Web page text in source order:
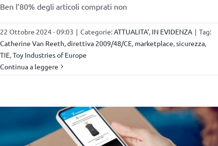
Ben l’80% degli articoli comprati non
22 Ottobre 2024 - 09:03 | Categorie:ATTUALITA', IN EVIDENZA | Tag:
Catherine Van Reeth,direttiva 2009/48/CE, marketplace,sicurezza,
TIE,Toy Industries of Europe
Continua a leggere